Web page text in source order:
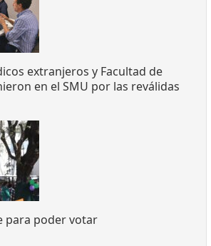
extranjeros y Facultad de
en el SMU por las reválidas
para poder votar